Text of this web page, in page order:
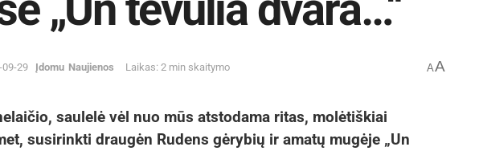
09-29 Įdomu Naujienos Laikas: 2 min skaitymo AA
saulelė vėl nuo mūs atstodama ritas, molėtiškiai
susirinkti draugėn Rudens gėrybių ir amatų mugėje „Un